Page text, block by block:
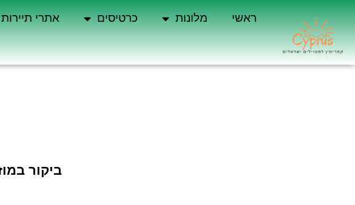
ראשי מלונות כרטיסים אתרי תיירות
ביקור